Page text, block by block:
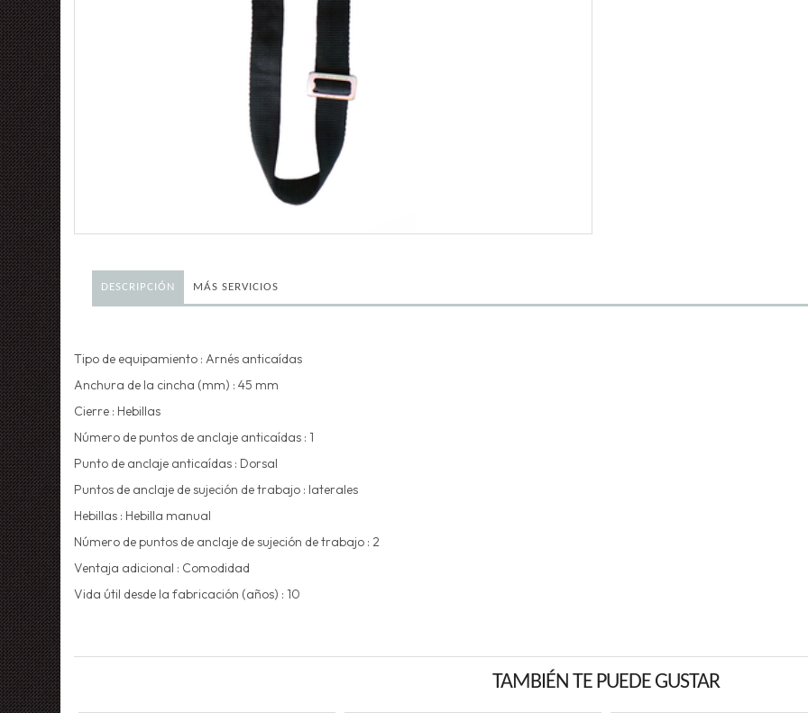
DESCRIPCIÓN MÁS SERVICIOS
Tipo de equipamiento : Arnés anticaídas
Anchura de la cincha (mm) : 45 mm
Cierre : Hebillas
Número de puntos de anclaje anticaídas : 1
Punto de anclaje anticaídas : Dorsal
Puntos de anclaje de sujeción de trabajo : laterales
Hebillas : Hebilla manual
Número de puntos de anclaje de sujeción de trabajo : 2
Ventaja adicional : Comodidad
Vida útil desde la fabricación (años) : 10
TAMBIÉN TE PUEDE GUSTAR